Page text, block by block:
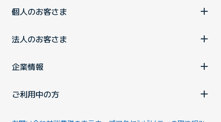
個人のお客さま
法人のお客さま
企業情報
ご利用中の方